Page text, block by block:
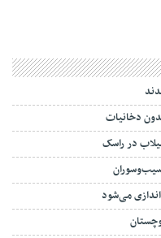
دخانیات
در راسک
سیب‌وسوران
می‌شود